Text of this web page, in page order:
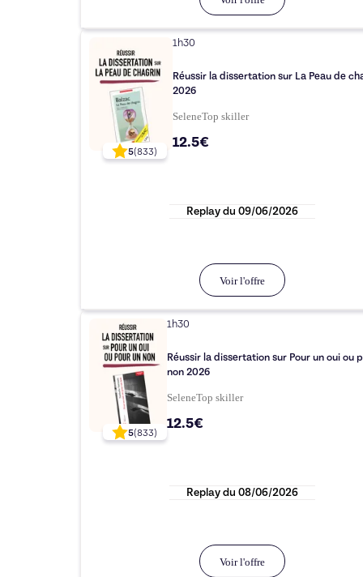
5(833)
1h30
Réussir la dissertation sur La Peau de
2026
SeleneTopskiller
12.5€
Replay du 09/06/2026
Voir l'offre
5(833)
1h30
Réussir la dissertation sur Pour un oui ou
non 2026
SeleneTop skiller
12.5€
Replay du 08/06/2026
Voir l'offre